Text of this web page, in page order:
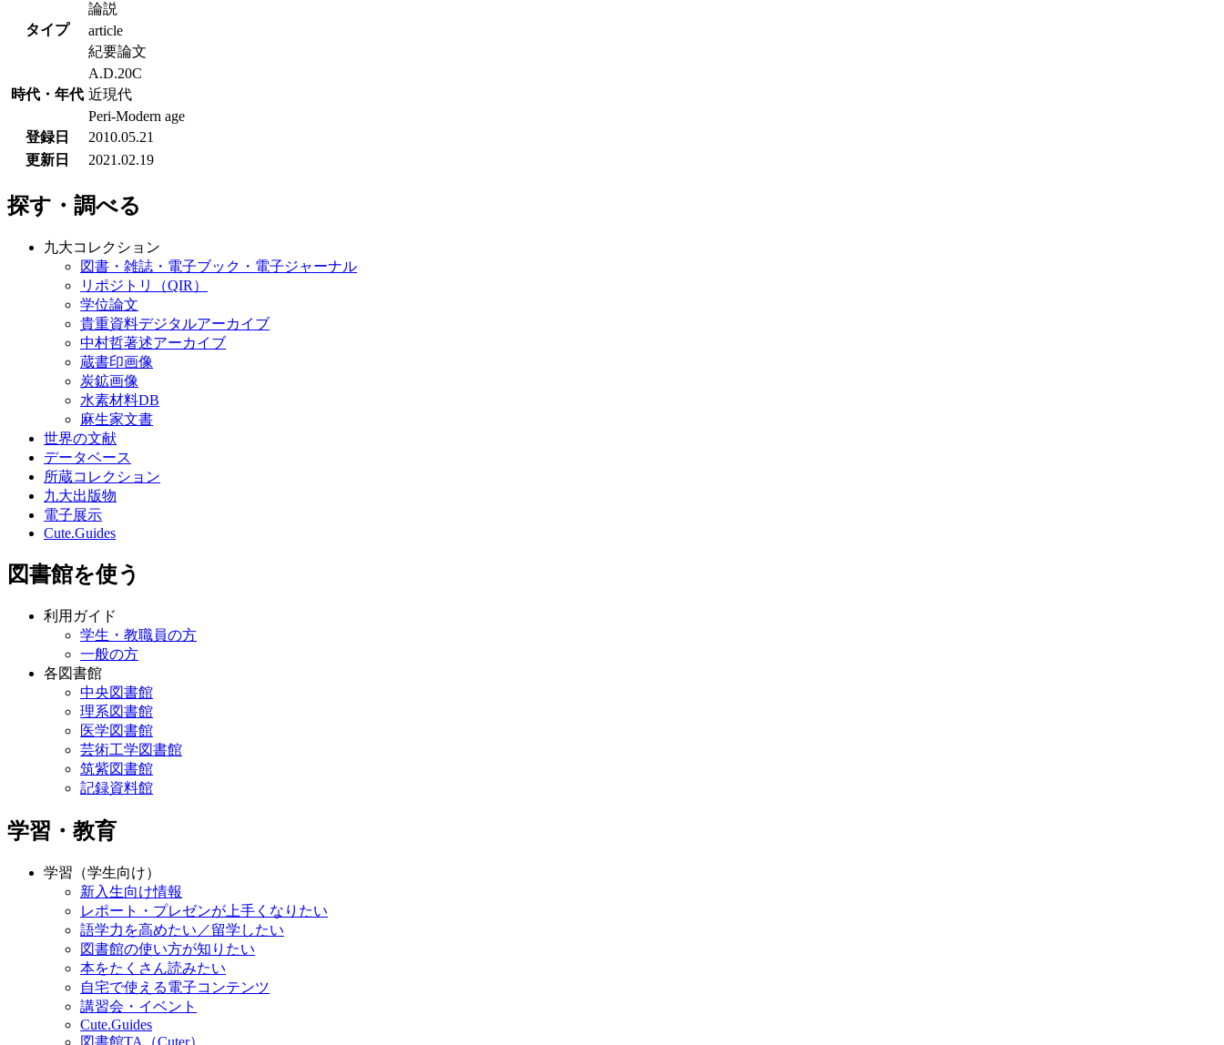
タイプ
論説
article
紀要論文
時代・年代
A.D.20C
近現代
Peri-Modern age
登録日
2010.05.21
更新日
2021.02.19
探す・調べる
九大コレクション
図書・雑誌・電子ブック・電子ジャーナル
リポジトリ（QIR）
学位論文
貴重資料デジタルアーカイブ
中村哲著述アーカイブ
蔵書印画像
炭鉱画像
水素材料DB
麻生家文書
世界の文献
データベース
所蔵コレクション
九大出版物
電子展示
Cute.Guides
図書館を使う
利用ガイド
学生・教職員の方
一般の方
各図書館
中央図書館
理系図書館
医学図書館
芸術工学図書館
筑紫図書館
記録資料館
学習・教育
学習（学生向け）
新入生向け情報
レポート・プレゼンが上手くなりたい
語学力を高めたい／留学したい
図書館の使い方が知りたい
本をたくさん読みたい
自宅で使える電子コンテンツ
講習会・イベント
Cute.Guides
図書館TA（Cuter）